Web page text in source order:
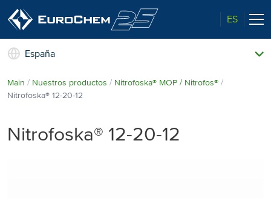
ES
Nuestros productos
Quiénes somos
Calidad superior
España
Main Nuestros productos
Nitrofoska® MOP / Nitrofos®
Nitrofoska® 12⁠-20⁠-12
Nitrofoska® 12⁠-20⁠-12